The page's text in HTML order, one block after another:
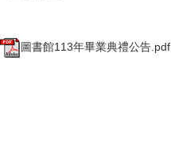
圖書館113年畢業典禮公告.pdf